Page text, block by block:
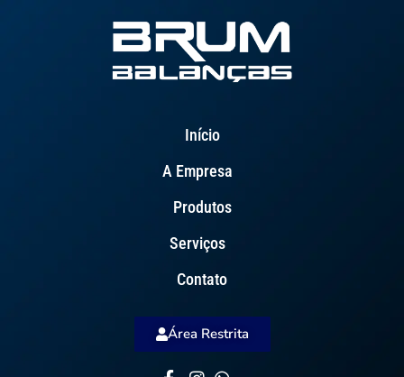
Início
A Empresa
Produtos
Serviços
Contato
Área Restrita